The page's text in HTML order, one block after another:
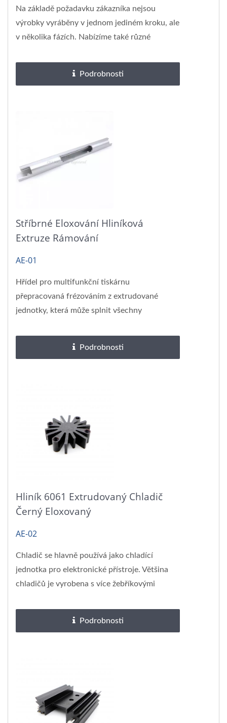
Na základě požadavku zákazníka nejsou
výrobky vyráběny v jednom jediném kroku, ale
v několika fázích. Nabízíme také různé
Podrobnosti
Stříbrné Eloxování Hliníková
Extruze Rámování
AE-01
Hřídel pro multifunkční tiskárnu
přepracovaná frézováním z extrudované
jednotky, která může splnit všechny
Podrobnosti
Hliník 6061 Extrudovaný Chladič
Černý Eloxovaný
AE-02
Chladič se hlavně používá jako chladící
jednotka pro elektronické přístroje. Většina
chladičů je vyrobena s více žebříkovými
Podrobnosti